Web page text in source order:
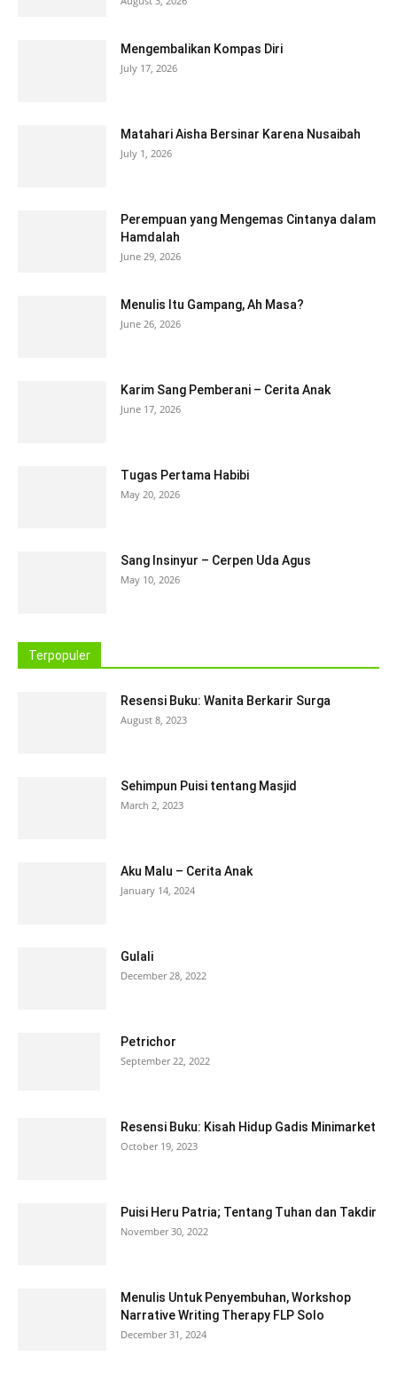
Mengembalikan Kompas Diri
July 17, 2026
Matahari Aisha Bersinar Karena Nusaibah
July 1, 2026
Perempuan yang Mengemas Cintanya dalam
Hamdalah
June 29, 2026
Menulis Itu Gampang, Ah Masa?
June 26, 2026
Karim Sang Pemberani – Cerita Anak
June 17, 2026
Tugas Pertama Habibi
May 20, 2026
Sang Insinyur – Cerpen Uda Agus
May 10, 2026
Terpopuler
Resensi Buku: Wanita Berkarir Surga
August 8, 2023
Sehimpun Puisi tentang Masjid
March 2, 2023
Aku Malu – Cerita Anak
January 14, 2024
Gulali
December 28, 2022
Petrichor
September 22, 2022
Resensi Buku: Kisah Hidup Gadis Minimarket
October 19, 2023
Puisi Heru Patria; Tentang Tuhan dan Takdir
November 30, 2022
Menulis Untuk Penyembuhan, Workshop
Narrative Writing Therapy FLP Solo
December 31, 2024